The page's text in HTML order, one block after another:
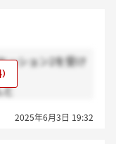
ッション2を受け
と
2025年6月3日 19:32